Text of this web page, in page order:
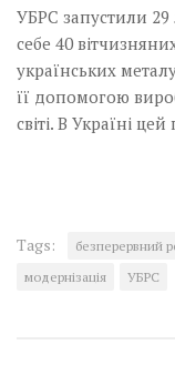
УБРС запустили 29
себе 40
українських
її допомогою
світі. В Україні
Tags: безперервний
модернізація
УБРС